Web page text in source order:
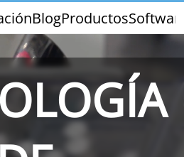
BlogProductos